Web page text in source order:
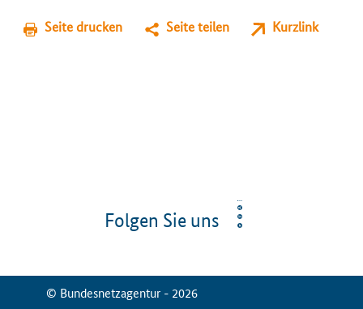
Seite drucken Seite teilen Kurzlink
Folgen Sie uns
© Bundesnetzagentur - 2026